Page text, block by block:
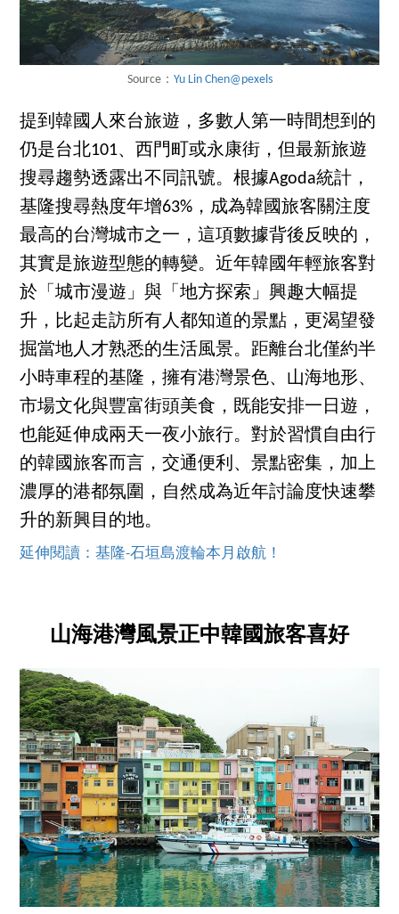
Source： Yu Lin Chen@pexels
提到韓國人來台旅遊，多數人第一時間想到的
仍是台北101、西門町或永康街，但最新旅遊
搜尋趨勢透露出不同訊號。根據Agoda統計，
基隆搜尋熱度年增63%，成為韓國旅客關注度
最高的台灣城市之一，這項數據背後反映的，
其實是旅遊型態的轉變。近年韓國年輕旅客對
於「城市漫遊」與「地方探索」興趣大幅提
升，比起走訪所有人都知道的景點，更渴望發
掘當地人才熟悉的生活風景。距離台北僅約半
小時車程的基隆，擁有港灣景色、山海地形、
市場文化與豐富街頭美食，既能安排一日遊，
也能延伸成兩天一夜小旅行。對於習慣自由行
的韓國旅客而言，交通便利、景點密集，加上
濃厚的港都氛圍，自然成為近年討論度快速攀
升的新興目的地。
延伸閱讀：基隆-石垣島渡輪本月啟航！
山海港灣風景正中韓國旅客喜好